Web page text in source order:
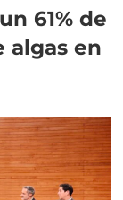
61% de
algas en